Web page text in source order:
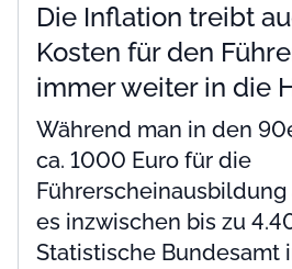
Die Inflation treibt
Kosten für den
immer weiter in die
Während man in den
ca. 1000 Euro für die
Führerscheinausbildung
es inzwischen bis zu
Statistische Bundesamt